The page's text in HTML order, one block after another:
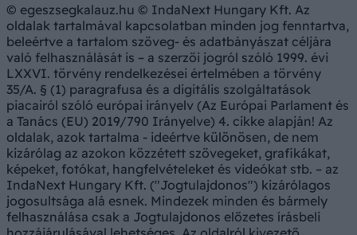
© egeszsegkalauz.hu © IndaNext Hungary Kft. Az
oldalak tartalmával kapcsolatban minden jog fenntartva,
beleértve a tartalom szöveg- és adatbányászat céljára
való felhasználását is – a szerzői jogról szóló 1999. évi
LXXVI. törvény rendelkezései értelmében a törvény
35/A. § (1) paragrafusa és a digitális szolgáltatások
piacairól szóló európai irányelv (Az Európai Parlament és
a Tanács (EU) 2019/790 Irányelve) 4. cikke alapján! Az
oldalak, azok tartalma - ideértve különösen, de nem
kizárólag az azokon közzétett szövegeket, grafikákat,
képeket, fotókat, hangfelvételeket és videókat stb. – az
IndaNext Hungary Kft. ("Jogtulajdonos") kizárólagos
jogosultsága alá esnek. Mindezek minden és bármely
felhasználása csak a Jogtulajdonos előzetes írásbeli